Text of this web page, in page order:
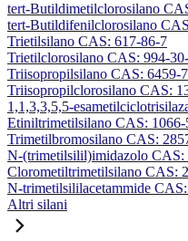
tert-Butildimetilclorosilano
tert-Butildifenilclorosilano
Trietilsilano CAS: 617-86-7
Trietilclorosilano CAS: 994-
Triisopropilsilano CAS: 6459-
Triisopropilclorosilano CAS:
1,1,3,3,5,5-
Etiniltrimetilsilano CAS: 1066-
Trimetilbromosilano CAS:
N-(trimetilsilil)imidazolo CAS:
Clorometiltrimetilsilano CAS:
N-trimetilsililacetammide
Altri silani